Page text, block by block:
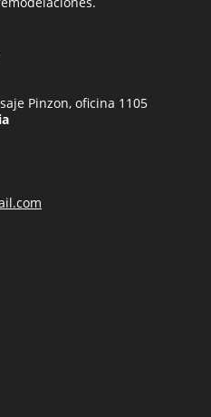
Pinzon, oficina 1105